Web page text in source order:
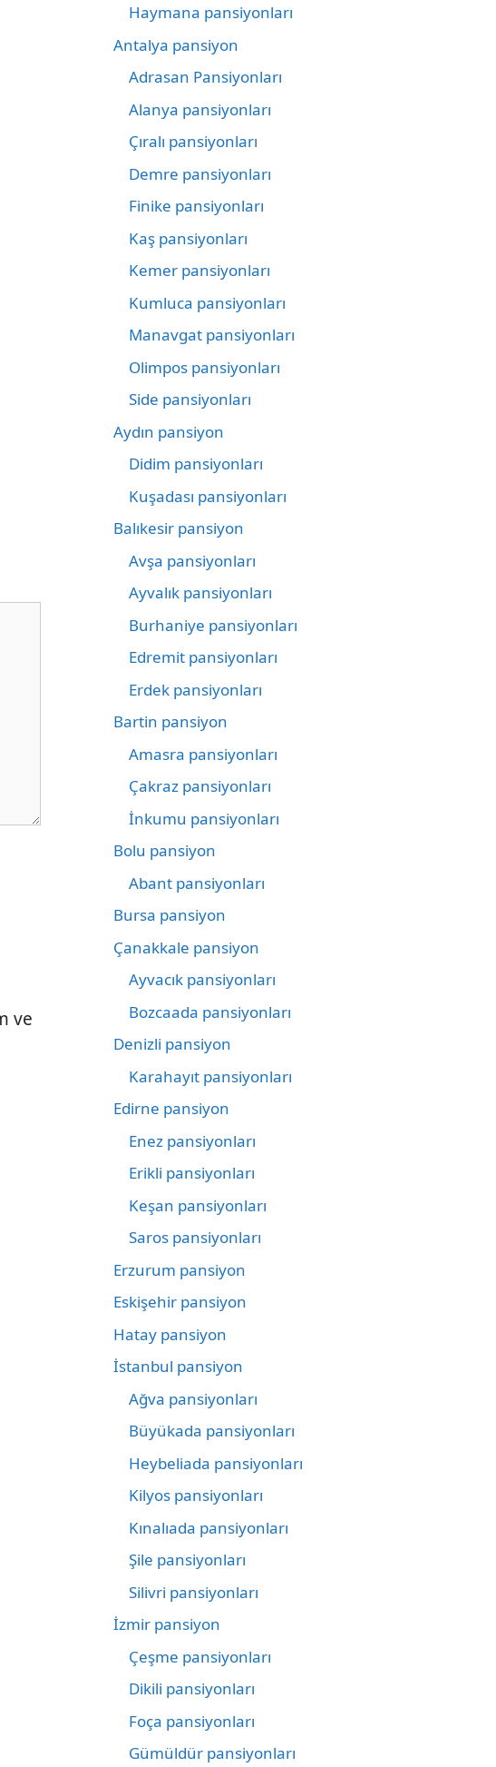
ve
Haymana pansiyonları
Antalya pansiyon
Adrasan Pansiyonları
Alanya pansiyonları
Çıralı pansiyonları
Demre pansiyonları
Finike pansiyonları
Kaş pansiyonları
Kemer pansiyonları
Kumluca pansiyonları
Manavgat pansiyonları
Olimpos pansiyonları
Side pansiyonları
Aydın pansiyon
Didim pansiyonları
Kuşadası pansiyonları
Balıkesir pansiyon
Avşa pansiyonları
Ayvalık pansiyonları
Burhaniye pansiyonları
Edremit pansiyonları
Erdek pansiyonları
Bartin pansiyon
Amasra pansiyonları
Çakraz pansiyonları
İnkumu pansiyonları
Bolu pansiyon
Abant pansiyonları
Bursa pansiyon
Çanakkale pansiyon
Ayvacık pansiyonları
Bozcaada pansiyonları
Denizli pansiyon
Karahayıt pansiyonları
Edirne pansiyon
Enez pansiyonları
Erikli pansiyonları
Keşan pansiyonları
Saros pansiyonları
Erzurum pansiyon
Eskişehir pansiyon
Hatay pansiyon
İstanbul pansiyon
Ağva pansiyonları
Büyükada pansiyonları
Heybeliada pansiyonları
Kilyos pansiyonları
Kınalıada pansiyonları
Şile pansiyonları
Silivri pansiyonları
İzmir pansiyon
Çeşme pansiyonları
Dikili pansiyonları
Foça pansiyonları
Gümüldür pansiyonları